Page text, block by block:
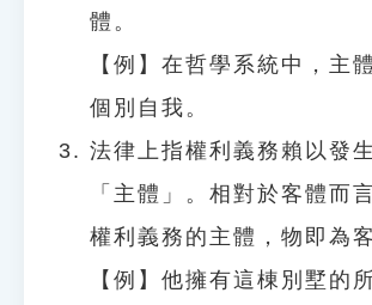
體。
【例】在哲學系統中，主
個別自我。
法律上指權利義務賴以發
「主體」。相對於客體而
權利義務的主體，物即為客
【例】他擁有這棟別墅的